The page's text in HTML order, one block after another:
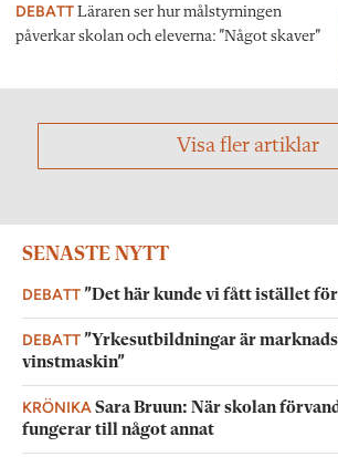
DEBATT Läraren ser hur målstyrningen
påverkar skolan och eleverna: ”Något skaver”
Visa fler artiklar
SENASTE NYTT
DEBATT”Det här kunde vi fått istället
DEBATT”Yrkesutbildningar är
vinstmaskin”
KRÖNIKASara Bruun: När skolan
fungerar till något annat